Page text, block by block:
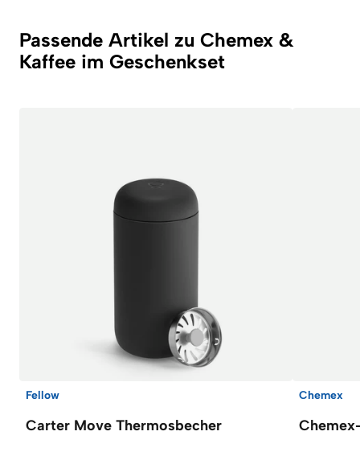
Passende Artikel zu Chemex &
Kaffee im Geschenkset
Fellow
Carter Move Thermosbecher
Chemex